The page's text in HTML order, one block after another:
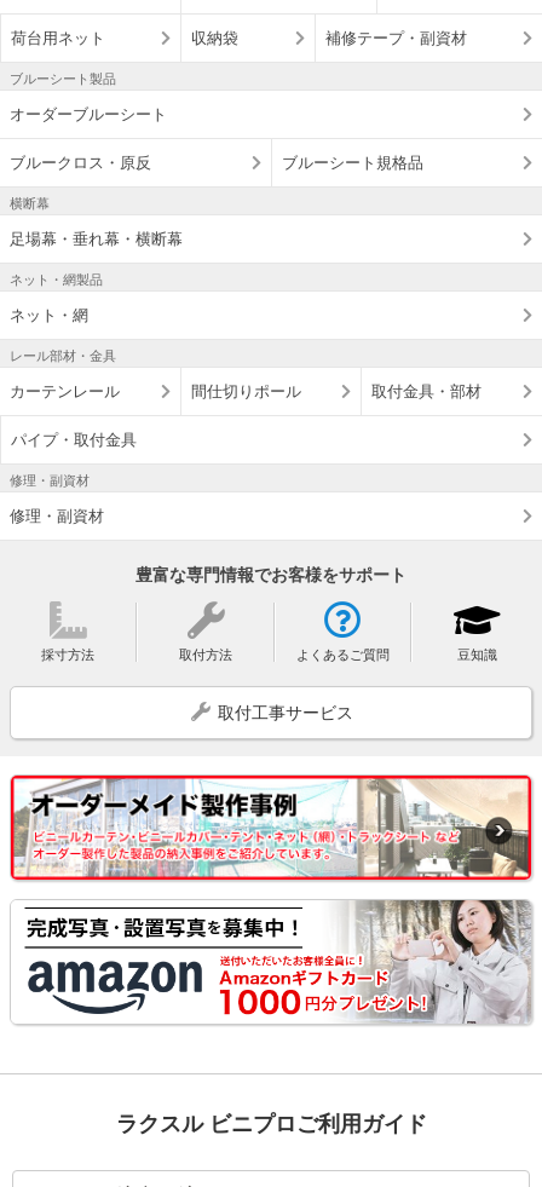
荷台用ネット 収納袋 補修テープ・副資材
ブルーシート製品
オーダーブルーシート
ブルークロス・原反 ブルーシート規格品
横断幕
足場幕・垂れ幕・横断幕
ネット・網製品
ネット・網
レール部材・金具
カーテンレール 間仕切りポール 取付金具・部材
パイプ・取付金具
修理・副資材
修理・副資材
豊富な専門情報でお客様をサポート
採寸方法 取付方法 よくあるご質問 豆知識
取付工事サービス
ラクスル ビニプロご利用ガイド